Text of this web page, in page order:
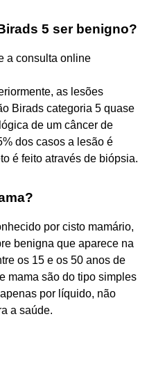
5 ser benigno?
a consulta online
as lesões
Birads categoria 5 quase
de um câncer de
dos casos a lesão é
é feito através de biópsia.
por cisto mamário,
benigna que aparece na
os 15 e os 50 anos de
mama são do tipo simples
por líquido, não
a saúde.